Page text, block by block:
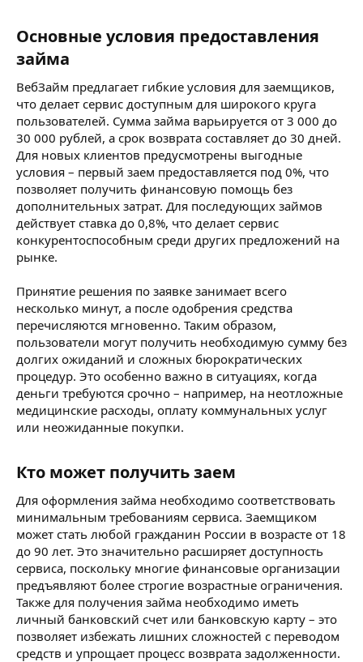
Основные условия предоставления
займа​
ВебЗайм предлагает гибкие условия для заемщиков,
что делает сервис доступным для широкого круга
пользователей. Сумма займа варьируется от 3 000 до
30 000 рублей, а срок возврата составляет до 30 дней.
Для новых клиентов предусмотрены выгодные
условия – первый заем предоставляется под 0%, что
позволяет получить финансовую помощь без
дополнительных затрат. Для последующих займов
действует ставка до 0,8%, что делает сервис
конкурентоспособным среди других предложений на
рынке.
Принятие решения по заявке занимает всего
несколько минут, а после одобрения средства
перечисляются мгновенно. Таким образом,
пользователи могут получить необходимую сумму без
долгих ожиданий и сложных бюрократических
процедур. Это особенно важно в ситуациях, когда
деньги требуются срочно – например, на неотложные
медицинские расходы, оплату коммунальных услуг
или неожиданные покупки.
Кто может получить заем​
Для оформления займа необходимо соответствовать
минимальным требованиям сервиса. Заемщиком
может стать любой гражданин России в возрасте от 18
до 90 лет. Это значительно расширяет доступность
сервиса, поскольку многие финансовые организации
предъявляют более строгие возрастные ограничения.
Также для получения займа необходимо иметь
личный банковский счет или банковскую карту – это
позволяет избежать лишних сложностей с переводом
средств и упрощает процесс возврата задолженности.